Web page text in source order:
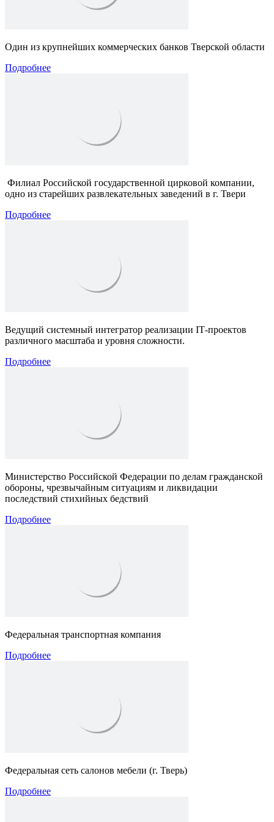
Один из крупнейших коммерческих банков Тверской области
Подробнее
Филиал Российской государственной цирковой компании,
одно из старейших развлекательных заведений в г. Твери
Подробнее
Ведущий системный интегратор реализации IТ-проектов
различного масштаба и уровня сложности.
Подробнее
Министерство Российской Федерации по делам гражданской
обороны, чрезвычайным ситуациям и ликвидации
последствий стихийных бедствий
Подробнее
Федеральная транспортная компания
Подробнее
Федеральная сеть салонов мебели (г. Тверь)
Подробнее